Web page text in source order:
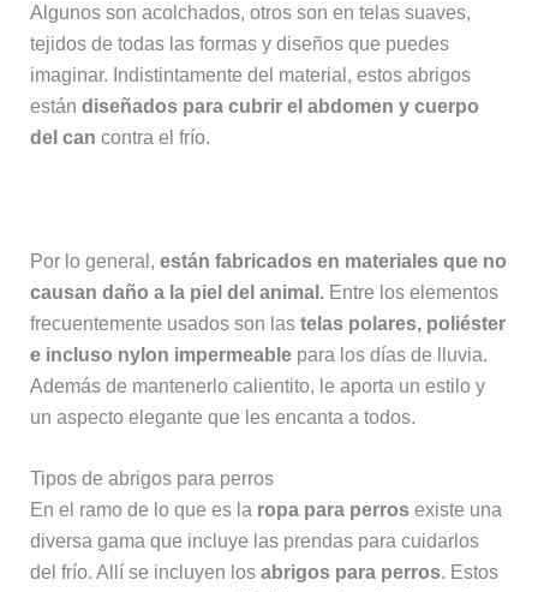
Algunos son acolchados, otros son en telas suaves,
tejidos de todas las formas y diseños que puedes
imaginar. Indistintamente del material, estos abrigos
están diseñados para cubrir el abdomen y cuerpo
del can contra el frío.
Por lo general, están fabricados en materiales que no
causan daño a la piel del animal.Entre los elementos
frecuentemente usados son las telas polares, poliéster
e incluso nylon impermeablepara los días de lluvia.
Además de mantenerlo calientito, le aporta un estilo y
un aspecto elegante que les encanta a todos.
Tipos de abrigos para perros
En el ramo de lo que es la ropa para perrosexiste una
diversa gama que incluye las prendas para cuidarlos
del frío. Allí se incluyen los abrigos para perros. Estos